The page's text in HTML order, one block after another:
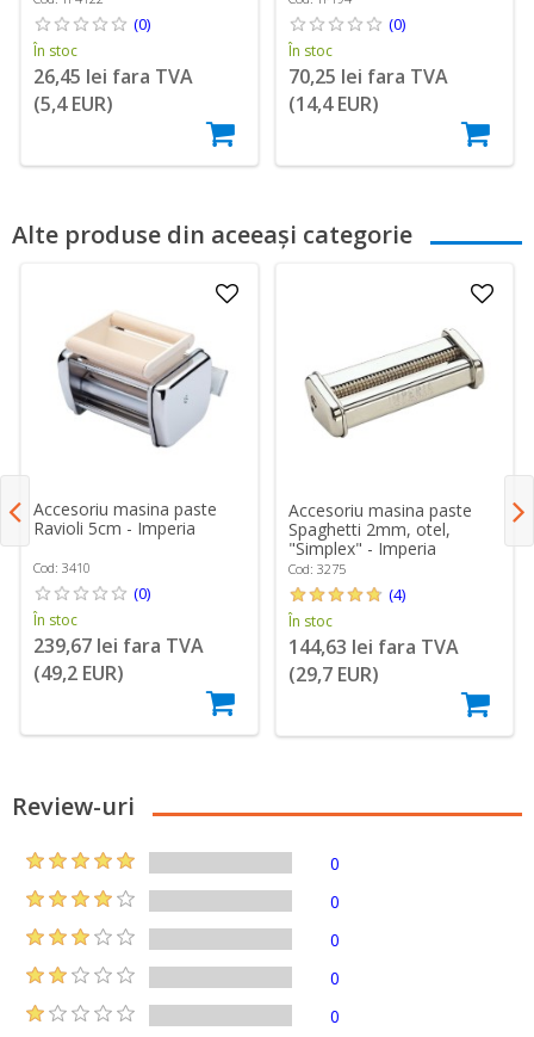
(0)
În stoc
26,45 lei fara TVA
(5,4 EUR)
(0)
În stoc
70,25 lei fara TVA
(14,4 EUR)
Alte produse din aceeași categorie
Accesoriu masina paste
Ravioli 5cm - Imperia
Cod: 3410
(0)
În stoc
239,67 lei fara TVA
(49,2 EUR)
Accesoriu masina paste
Spaghetti 2mm, otel,
"Simplex" - Imperia
Cod: 3275
(4)
În stoc
144,63 lei fara TVA
(29,7 EUR)
Review-uri
0
0
0
0
0